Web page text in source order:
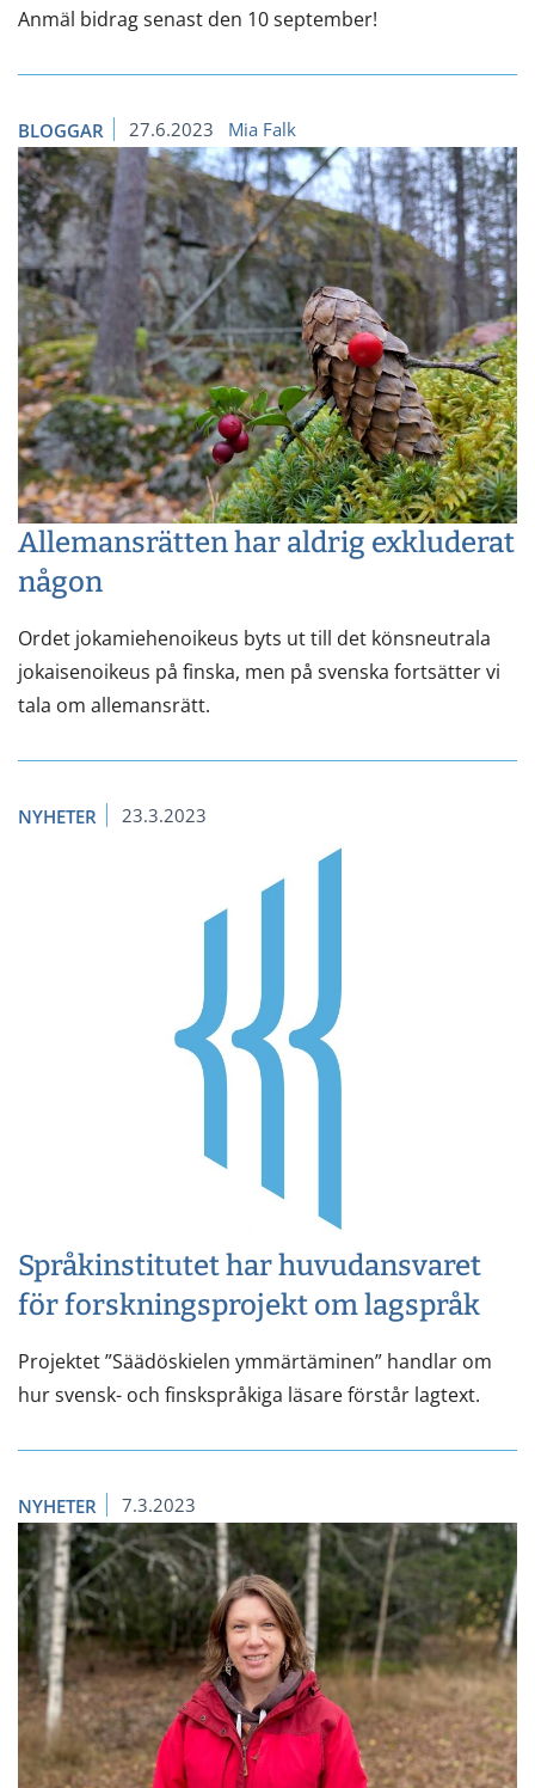
Anmäl bidrag senast den 10 september!
BLOGGAR 27.6.2023 Mia Falk
Allemansrätten har aldrig exkluderat
någon
Ordet jokamiehenoikeus byts ut till det könsneutrala
jokaisenoikeus på finska, men på svenska fortsätter vi
tala om allemansrätt.
NYHETER 23.3.2023
Språkinstitutet har huvudansvaret
för forskningsprojekt om lagspråk
Projektet ”Säädöskielen ymmärtäminen” handlar om
hur svensk- och finskspråkiga läsare förstår lagtext.
NYHETER 7.3.2023